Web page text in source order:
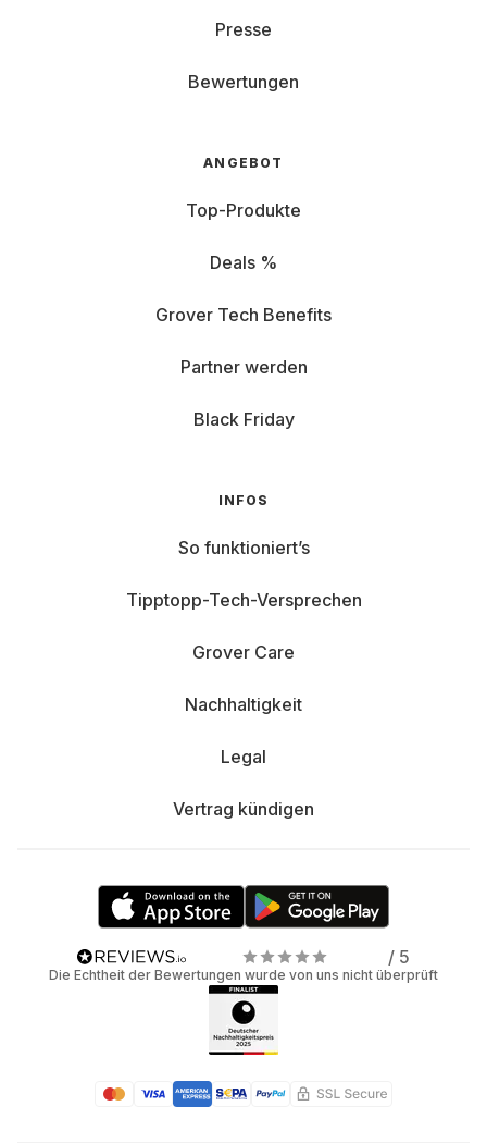
Presse
Bewertungen
ANGEBOT
Top-Produkte
Deals %
Grover Tech Benefits
Partner werden
Black Friday
INFOS
So funktioniert’s
Tipptopp-Tech-Versprechen
Grover Care
Nachhaltigkeit
Legal
Vertrag kündigen
/ 5
Die Echtheit der Bewertungen wurde von uns nicht überprüft